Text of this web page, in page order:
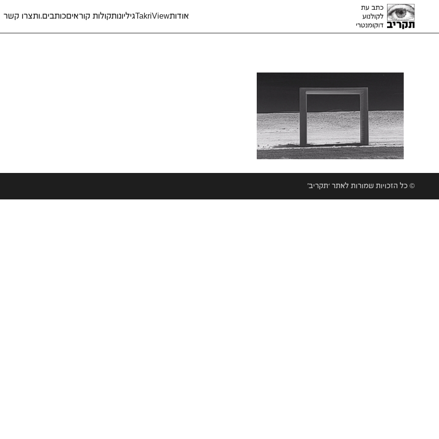
אודותTakriViewגיליונותקולות קוראיםכותבים.ותצרו קשר
© כל הזכויות שמורות לאתר ‘תקריב’